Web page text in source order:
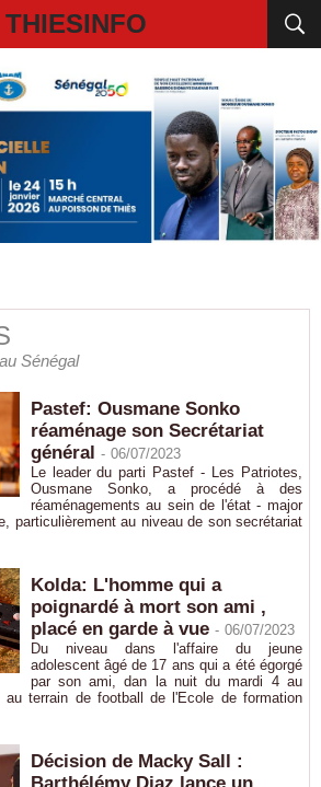
THIESINFO
Sénégal
Pastef: Ousmane Sonko
réaménage son Secrétariat
général - 06/07/2023
Le leader du parti Pastef - Les Patriotes,
Ousmane Sonko, a procédé à des
réaménagements au sein de l'état - major
particulièrement au niveau de son secrétariat
Kolda: L'homme qui a
poignardé à mort son ami ,
placé en garde à vue - 06/07/2023
Du niveau dans l'affaire du jeune
adolescent âgé de 17 ans qui a été égorgé
par son ami, dan la nuit du mardi 4 au
terrain de football de l'Ecole de formation
Décision de Macky Sall :